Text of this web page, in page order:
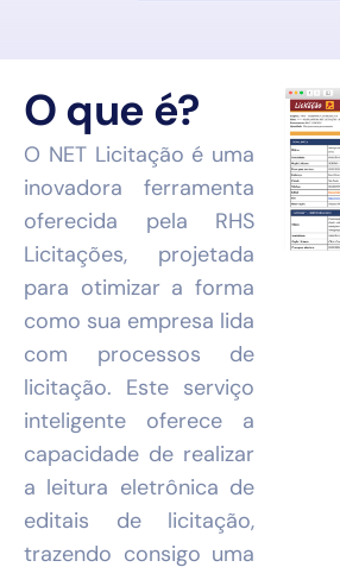
O que é?
O NET Licitação é uma
inovadora ferramenta
oferecida pela RHS
Licitações, projetada
para otimizar a forma
como sua empresa lida
com processos de
licitação. Este serviço
inteligente oferece a
capacidade de realizar
a leitura eletrônica de
editais de licitação,
trazendo consigo uma